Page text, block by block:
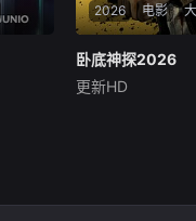
2026 电影
卧底神探2026
释小龙
卧底神探2026
更新HD